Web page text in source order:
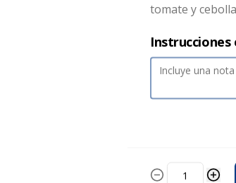
tomate y
Instrucciones